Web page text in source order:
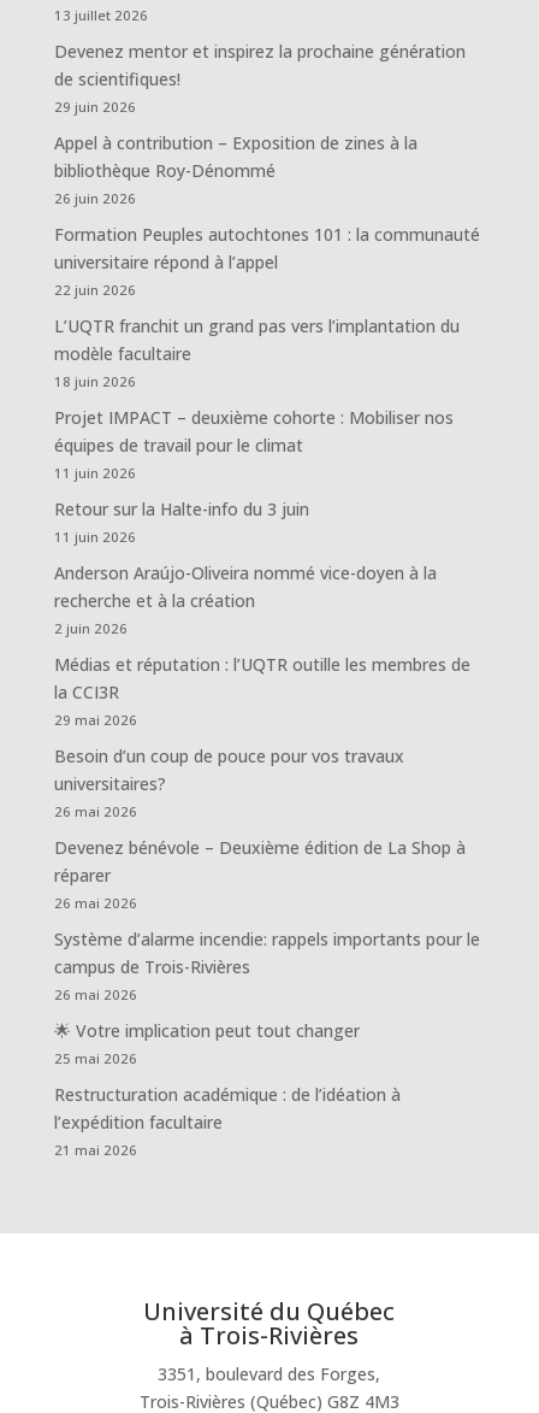
13 juillet 2026
Devenez mentor et inspirez la prochaine génération
de scientifiques!
29 juin 2026
Appel à contribution – Exposition de zines à la
bibliothèque Roy-Dénommé
26 juin 2026
Formation Peuples autochtones 101 : la communauté
universitaire répond à l’appel
22 juin 2026
L’UQTR franchit un grand pas vers l’implantation du
modèle facultaire
18 juin 2026
Projet IMPACT – deuxième cohorte : Mobiliser nos
équipes de travail pour le climat
11 juin 2026
Retour sur la Halte-info du 3 juin
11 juin 2026
Anderson Araújo-Oliveira nommé vice-doyen à la
recherche et à la création
2 juin 2026
Médias et réputation : l’UQTR outille les membres de
la CCI3R
29 mai 2026
Besoin d’un coup de pouce pour vos travaux
universitaires?
26 mai 2026
Devenez bénévole – Deuxième édition de La Shop à
réparer
26 mai 2026
Système d’alarme incendie: rappels importants pour le
campus de Trois-Rivières
26 mai 2026
🌟 Votre implication peut tout changer
25 mai 2026
Restructuration académique : de l’idéation à
l’expédition facultaire
21 mai 2026
Université du Québec
à Trois-Rivières
3351, boulevard des Forges,
Trois-Rivières (Québec) G8Z 4M3